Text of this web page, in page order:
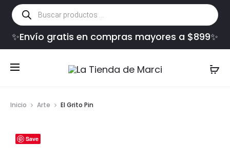
Búsqueda
de
productos
✨Envío gratis en compras mayores a $899✨
Inicio Arte El Grito Pin
Save